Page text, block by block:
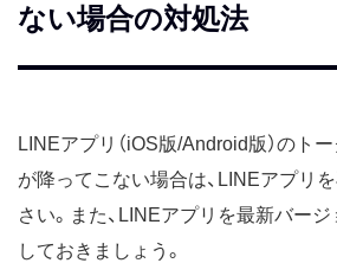
ない場合の対処法
LINEアプリ（iOS版/Android版）のト
が降ってこない場合は、LINEアプリ
さい。また、LINEアプリを最新バー
しておきましょう。